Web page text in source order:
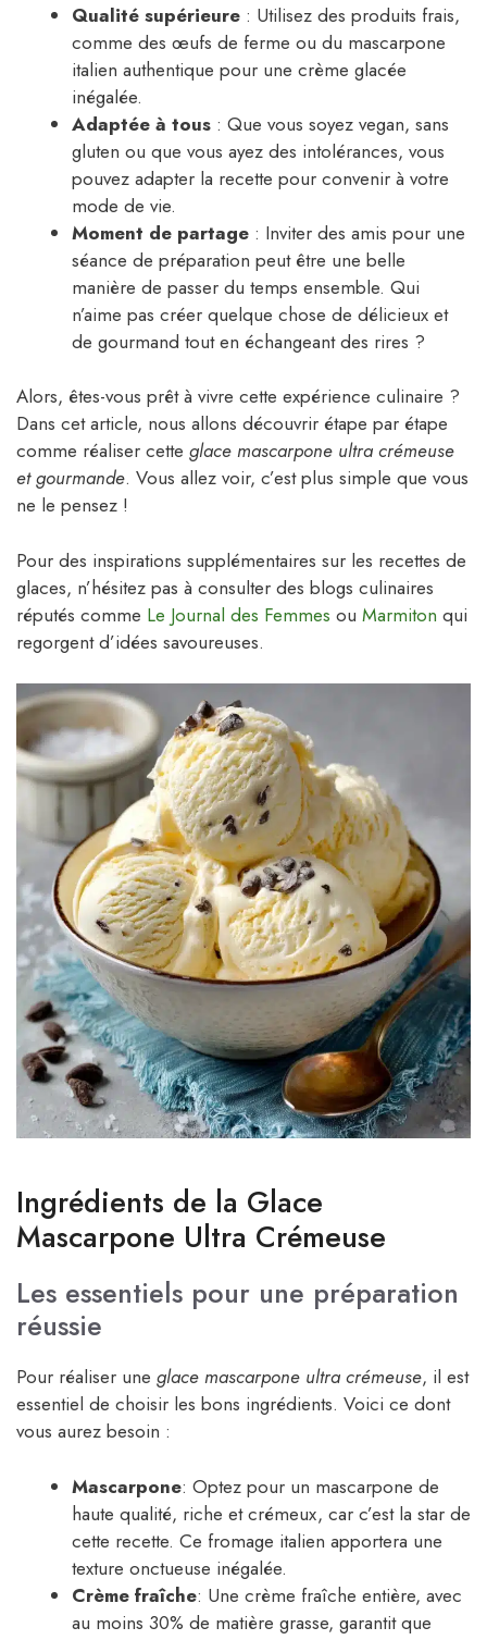
Qualité supérieure : Utilisez des produits frais,
comme des œufs de ferme ou du mascarpone
italien authentique pour une crème glacée
inégalée.
Adaptée à tous : Que vous soyez vegan, sans
gluten ou que vous ayez des intolérances, vous
pouvez adapter la recette pour convenir à votre
mode de vie.
Moment de partage : Inviter des amis pour une
séance de préparation peut être une belle
manière de passer du temps ensemble. Qui
n’aime pas créer quelque chose de délicieux et
de gourmand tout en échangeant des rires ?
Alors, êtes-vous prêt à vivre cette expérience culinaire ?
Dans cet article, nous allons découvrir étape par étape
comme réaliser cette glace mascarpone ultra crémeuse
et gourmande. Vous allez voir, c’est plus simple que vous
ne le pensez !
Pour des inspirations supplémentaires sur les recettes de
glaces, n’hésitez pas à consulter des blogs culinaires
réputés comme Le Journal des Femmes ou Marmiton qui
regorgent d’idées savoureuses.
Ingrédients de la Glace
Mascarpone Ultra Crémeuse
Les essentiels pour une préparation
réussie
Pour réaliser une glace mascarpone ultra crémeuse, il est
essentiel de choisir les bons ingrédients. Voici ce dont
vous aurez besoin :
Mascarpone: Optez pour un mascarpone de
haute qualité, riche et crémeux, car c’est la star de
cette recette. Ce fromage italien apportera une
texture onctueuse inégalée.
Crème fraîche: Une crème fraîche entière, avec
au moins 30% de matière grasse, garantit que